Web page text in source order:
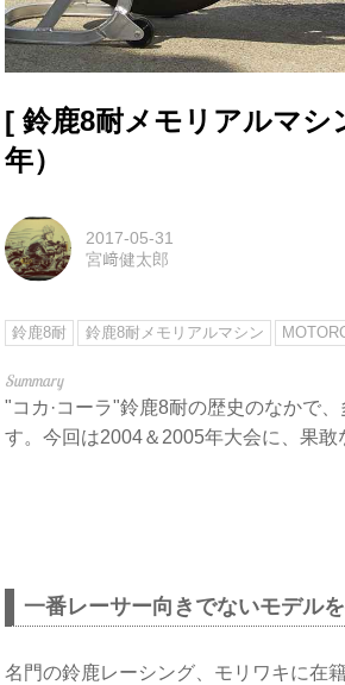
[ 鈴鹿8耐メモリアルマ
年）
2017-05-31
宮﨑健太郎
鈴鹿8耐 鈴鹿8耐メモリアルマシン
"コカ·コーラ"鈴鹿8耐の歴史のなかで
す。今回は2004＆2005年大会に、果敢
一番レーサー向きでないモデル
名門の鈴鹿レーシング、モリワキに在